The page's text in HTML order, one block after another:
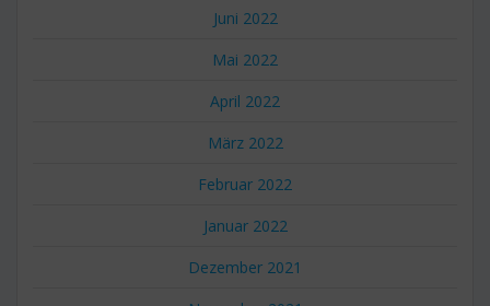
Juni 2022
Mai 2022
April 2022
März 2022
Februar 2022
Januar 2022
Dezember 2021